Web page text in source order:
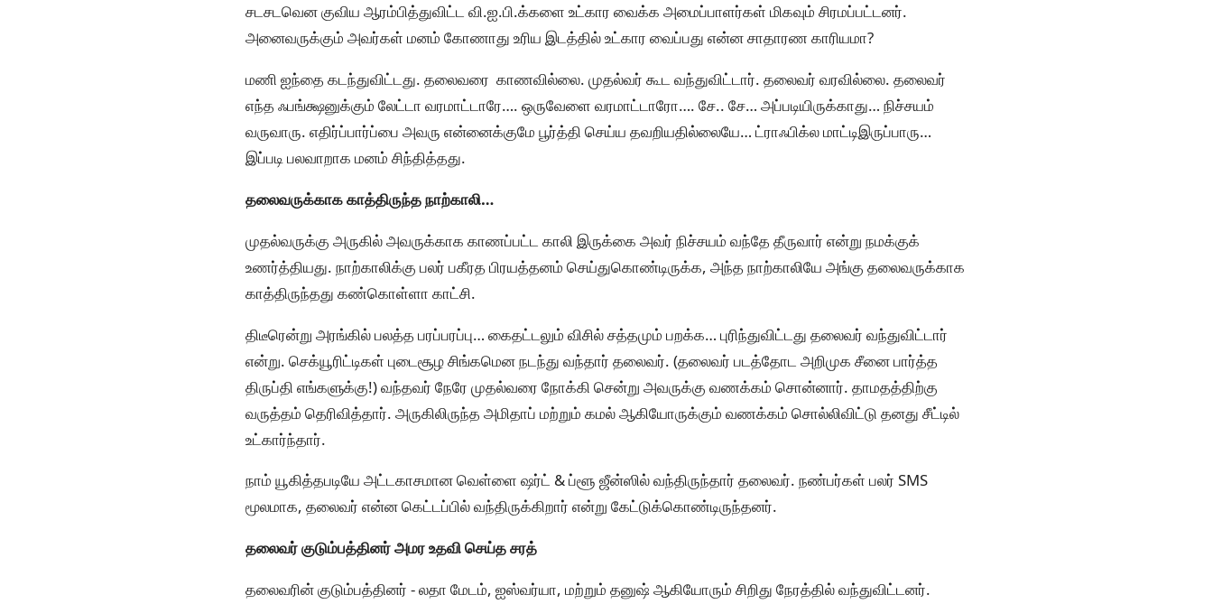
சடசடவென குவிய ஆரம்பித்துவிட்ட வி.ஐ.பி.க்களை உட்கார வைக்க அமைப்பாளர்கள் மிகவும் சிரமப்பட்டனர்.
அனைவருக்கும் அவர்கள் மனம் கோணாது உரிய இடத்தில் உட்கார வைப்பது என்ன சாதாரண காரியமா?
மணி ஐந்தை கடந்துவிட்டது. தலைவரை காணவில்லை. முதல்வர் கூட வந்துவிட்டார். தலைவர் வரவில்லை. தலைவர்
எந்த ஃபங்க்ஷனுக்கும் லேட்டா வரமாட்டாரே…. ஒருவேளை வரமாட்டாரோ…. சே.. சே… அப்படியிருக்காது… நிச்சயம்
வருவாரு. எதிர்ப்பார்ப்பை அவரு என்னைக்குமே பூர்த்தி செய்ய தவறியதில்லையே… ட்ராஃபிக்ல மாட்டிஇருப்பாரு…
இப்படி பலவாறாக மனம் சிந்தித்தது.
தலைவருக்காக காத்திருந்த நாற்காலி…
முதல்வருக்கு அருகில் அவருக்காக காணப்பட்ட காலி இருக்கை அவர் நிச்சயம் வந்தே தீருவார் என்று நமக்குக்
உணர்த்தியது. நாற்காலிக்கு பலர் பகீரத பிரயத்தனம் செய்துகொண்டிருக்க, அந்த நாற்காலியே அங்கு தலைவருக்காக
காத்திருந்தது கண்கொள்ளா காட்சி.
திடீரென்று அரங்கில் பலத்த பரப்பரப்பு… கைதட்டலும் விசில் சத்தமும் பறக்க… புரிந்துவிட்டது தலைவர் வந்துவிட்டார்
என்று. செக்யூரிட்டிகள் புடைசூழ சிங்கமென நடந்து வந்தார் தலைவர். (தலைவர் படத்தோட அறிமுக சீனை பார்த்த
திருப்தி எங்களுக்கு!) வந்தவர் நேரே முதல்வரை நோக்கி சென்று அவருக்கு வணக்கம் சொன்னார். தாமதத்திற்கு
வருத்தம் தெரிவித்தார். அருகிலிருந்த அமிதாப் மற்றும் கமல் ஆகியோருக்கும் வணக்கம் சொல்லிவிட்டு தனது சீட்டில்
உட்கார்ந்தார்.
நாம் யூகித்தபடியே அட்டகாசமான வெள்ளை ஷர்ட் & ப்ளூ ஜீன்ஸில் வந்திருந்தார் தலைவர். நண்பர்கள் பலர் SMS
மூலமாக, தலைவர் என்ன கெட்டப்பில் வந்திருக்கிறார் என்று கேட்டுக்கொண்டிருந்தனர்.
தலைவர் குடும்பத்தினர் அமர உதவி செய்த சரத்
தலைவரின் குடும்பத்தினர் - லதா மேடம், ஐஸ்வர்யா, மற்றும் தனுஷ் ஆகியோரும் சிறிது நேரத்தில் வந்துவிட்டனர்.